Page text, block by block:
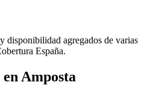
disponibilidad agregados de varias
España.
Amposta